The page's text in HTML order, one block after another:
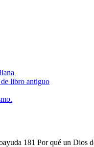
libro antiguo
181 Por qué un Dios